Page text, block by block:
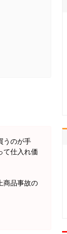
うのが手
て仕入れ価
商品事故の